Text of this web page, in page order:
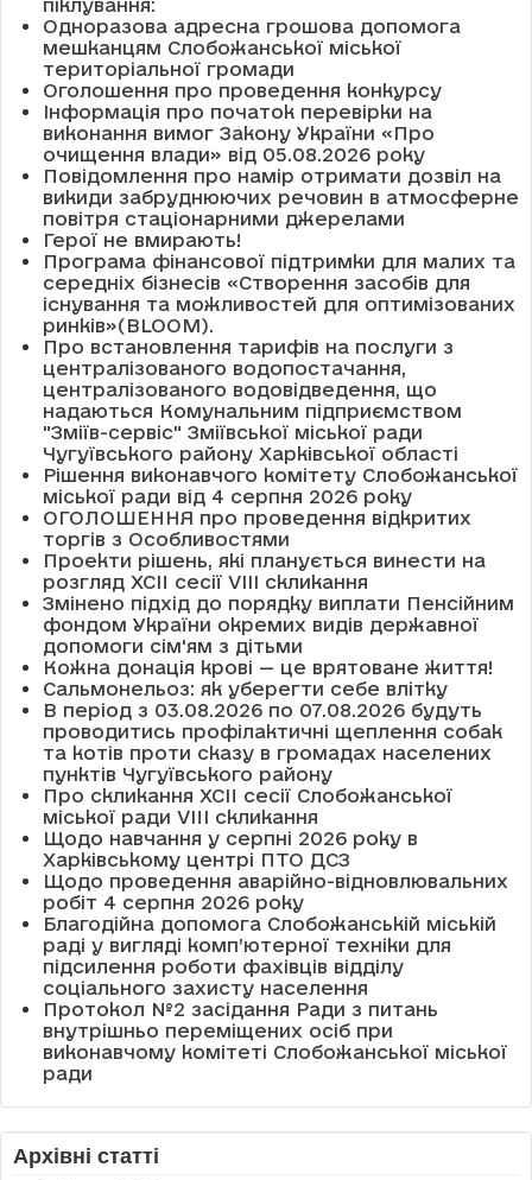
піклування:
Одноразова адресна грошова допомога
мешканцям Слобожанської міської
територіальної громади
Оголошення про проведення конкурсу
Інформація про початок перевірки на
виконання вимог Закону України «Про
очищення влади» від 05.08.2026 року
Повідомлення про намір отримати дозвіл на
викиди забруднюючих речовин в атмосферне
повітря стаціонарними джерелами
Герої не вмирають!
Програма фінансової підтримки для малих та
середніх бізнесів «Створення засобів для
існування та можливостей для оптимізованих
ринків»(BLOOM).
Про встановлення тарифів на послуги з
централізованого водопостачання,
централізованого водовідведення, що
надаються Комунальним підприємством
"Зміїв-сервіс" Зміївської міської ради
Чугуївського району Харківської області
Рішення виконавчого комітету Слобожанської
міської ради від 4 серпня 2026 року
ОГОЛОШЕННЯ про проведення відкритих
торгів з Особливостями
Проекти рішень, які планується винести на
розгляд XCII сесії VІІІ скликання
Змінено підхід до порядку виплати Пенсійним
фондом України окремих видів державної
допомоги сім'ям з дітьми
Кожна донація крові — це врятоване життя!
Сальмонельоз: як уберегти себе влітку
В період з 03.08.2026 по 07.08.2026 будуть
проводитись профілактичні щеплення собак
та котів проти сказу в громадах населених
пунктів Чугуївського району
Про скликання XCII сесії Слобожанської
міської ради VIII скликання
Щодо навчання у серпні 2026 року в
Харківському центрі ПТО ДСЗ
Щодо проведення аварійно-відновлювальних
робіт 4 серпня 2026 року
Благодійна допомога Слобожанській міській
раді у вигляді комп’ютерної техніки для
підсилення роботи фахівців відділу
соціального захисту населення
Протокол №2 засідання Ради з питань
внутрішньо переміщених осіб при
виконавчому комітеті Слобожанської міської
ради
Архівні статті